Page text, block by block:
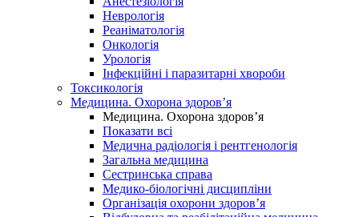
Неврологія
Реаніматологія
Онкологія
Урологія
Інфекційні і паразитарні хвороби
Токсикологія
Медицина. Охорона здоров’я
Медицина. Охорона здоров’я
Показати всі
Медична радіологія і рентгенологія
Загальна медицина
Сестринська справа
Медико-біологічні дисципліни
Організація охорони здоров’я